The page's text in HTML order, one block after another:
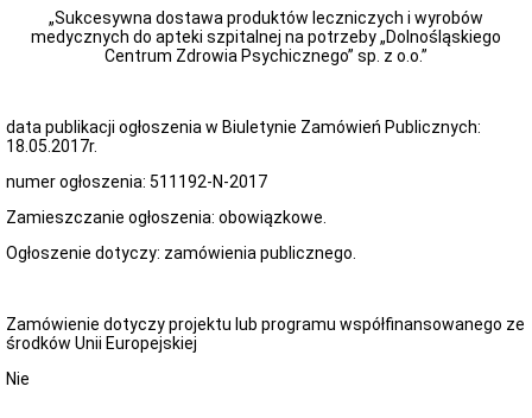
ZAMÓWIENIA
PUBLICZNE
do
170.000,00
zł
Plan
publicznych
Archiwum
EWIDENCJE,
ARCHIWA
ewidencje
„Sukcesywna dostawa produktów leczniczych i wyrobów
medycznych do apteki szpitalnej na potrzeby „Dolnośląskiego
Centrum Zdrowia Psychicznego” sp. z o.o.”
data publikacji ogłoszenia w Biuletynie Zamówień Publicznych:
18.05.2017r.
numer ogłoszenia: 511192-N-2017
Zamieszczanie ogłoszenia: obowiązkowe.
Ogłoszenie dotyczy: zamówienia publicznego.
Zamówienie dotyczy projektu lub programu współfinansowanego ze
środków Unii Europejskiej
Nie